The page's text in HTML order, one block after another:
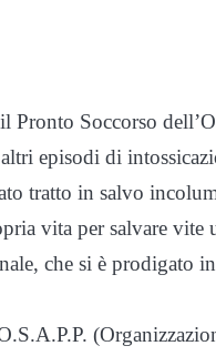
Pronto Soccorso
episodi di
tratto in salvo
vita per salvare vite
che si è prodigato